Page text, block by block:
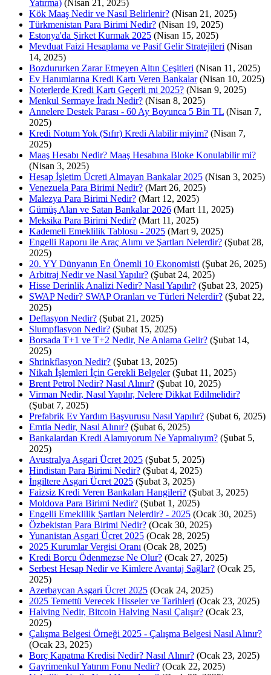
Yatırma) (Nisan 21, 2025)
Kök Maaş Nedir ve Nasıl Belirlenir? (Nisan 21, 2025)
Türkmenistan Para Birimi Nedir? (Nisan 19, 2025)
Estonya'da Şirket Kurmak 2025 (Nisan 15, 2025)
Mevduat Faizi Hesaplama ve Pasif Gelir Stratejileri (Nisan
14, 2025)
Bozdururken Zarar Etmeyen Altın Çeşitleri (Nisan 11, 2025)
Ev Hanımlarına Kredi Kartı Veren Bankalar (Nisan 10, 2025)
Noterlerde Kredi Kartı Geçerli mi 2025? (Nisan 9, 2025)
Menkul Sermaye İradı Nedir? (Nisan 8, 2025)
Annelere Destek Parası - 60 Ay Boyunca 5 Bin TL (Nisan 7,
2025)
Kredi Notum Yok (Sıfır) Kredi Alabilir miyim? (Nisan 7,
2025)
Maaş Hesabı Nedir? Maaş Hesabına Bloke Konulabilir mi?
(Nisan 3, 2025)
Hesap İşletim Ücreti Almayan Bankalar 2025 (Nisan 3, 2025)
Venezuela Para Birimi Nedir? (Mart 26, 2025)
Malezya Para Birimi Nedir? (Mart 12, 2025)
Gümüş Alan ve Satan Bankalar 2026 (Mart 11, 2025)
Meksika Para Birimi Nedir? (Mart 11, 2025)
Kademeli Emeklilik Tablosu - 2025 (Mart 9, 2025)
Engelli Raporu ile Araç Alımı ve Şartları Nelerdir? (Şubat 28,
2025)
20. YY Dünyanın En Önemli 10 Ekonomisti (Şubat 26, 2025)
Arbitraj Nedir ve Nasıl Yapılır? (Şubat 24, 2025)
Hisse Derinlik Analizi Nedir? Nasıl Yapılır? (Şubat 23, 2025)
SWAP Nedir? SWAP Oranları ve Türleri Nelerdir? (Şubat 22,
2025)
Deflasyon Nedir? (Şubat 21, 2025)
Slumpflasyon Nedir? (Şubat 15, 2025)
Borsada T+1 ve T+2 Nedir, Ne Anlama Gelir? (Şubat 14,
2025)
Shrinkflasyon Nedir? (Şubat 13, 2025)
Nikah İşlemleri İçin Gerekli Belgeler (Şubat 11, 2025)
Brent Petrol Nedir? Nasıl Alınır? (Şubat 10, 2025)
Virman Nedir, Nasıl Yapılır, Nelere Dikkat Edilmelidir?
(Şubat 7, 2025)
Prefabrik Ev Yardım Başvurusu Nasıl Yapılır? (Şubat 6, 2025)
Emtia Nedir, Nasıl Alınır? (Şubat 6, 2025)
Bankalardan Kredi Alamıyorum Ne Yapmalıyım? (Şubat 5,
2025)
Avustralya Asgari Ücret 2025 (Şubat 5, 2025)
Hindistan Para Birimi Nedir? (Şubat 4, 2025)
İngiltere Asgari Ücret 2025 (Şubat 3, 2025)
Faizsiz Kredi Veren Bankaları Hangileri? (Şubat 3, 2025)
Moldova Para Birimi Nedir? (Şubat 1, 2025)
Engelli Emeklilik Şartları Nelerdir? - 2025 (Ocak 30, 2025)
Özbekistan Para Birimi Nedir? (Ocak 30, 2025)
Yunanistan Asgari Ücret 2025 (Ocak 28, 2025)
2025 Kurumlar Vergisi Oranı (Ocak 28, 2025)
Kredi Borcu Ödenmezse Ne Olur? (Ocak 27, 2025)
Serbest Hesap Nedir ve Kimlere Avantaj Sağlar? (Ocak 25,
2025)
Azerbaycan Asgari Ücret 2025 (Ocak 24, 2025)
2025 Temettü Verecek Hisseler ve Tarihleri (Ocak 23, 2025)
Halving Nedir, Bitcoin Halving Nasıl Çalışır? (Ocak 23,
2025)
Çalışma Belgesi Örneği 2025 - Çalışma Belgesi Nasıl Alınır?
(Ocak 23, 2025)
Borç Kapatma Kredisi Nedir? Nasıl Alınır? (Ocak 23, 2025)
Gayrimenkul Yatırım Fonu Nedir? (Ocak 22, 2025)